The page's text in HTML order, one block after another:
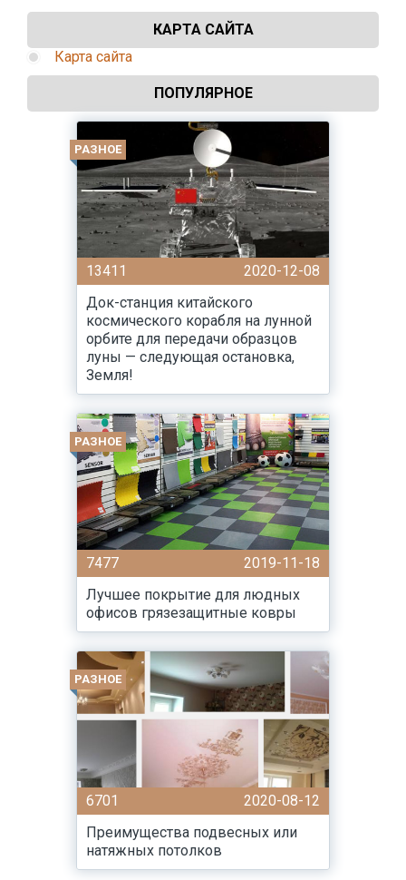
КАРТА САЙТА
Карта сайта
ПОПУЛЯРНОЕ
РАЗНОЕ
13411
2020-12-08
Док-станция китайского
космического корабля на лунной
орбите для передачи образцов
луны — следующая остановка,
Земля!
РАЗНОЕ
7477
2019-11-18
Лучшее покрытие для людных
офисов грязезащитные ковры
РАЗНОЕ
6701
2020-08-12
Преимущества подвесных или
натяжных потолков